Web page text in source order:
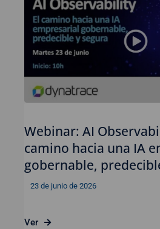
Webinar: AI
camino hacia una IA
gobernable,
23 de junio de 2026
Ver